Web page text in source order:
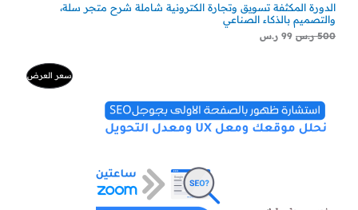
الدورة المكثفة تسويق وتجارة الكترونية شاملة شرح متجر سلة،
والتصميم بالذكاء الصناعي
500 ر.س 99 ر.س
سعر العرضمنتج
500 ر.س.
300 ر.س.